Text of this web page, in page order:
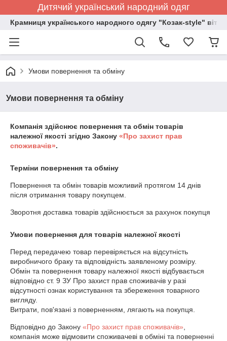
Дитячий український народний одяг
Крамниця українського народного одягу "Козак-style"
Умови повернення та обміну
Умови повернення та обміну
Компанія здійснює повернення та обмін товарів
належної якості згідно Закону «Про захист прав
споживачів».
Терміни повернення та обміну
Повернення та обмін товарів можливий протягом 14 днів
після отримання товару покупцем.
Зворотня доставка товарів здійснюється за рахунок покупця
Умови повернення для товарів належної якості
Перед передачею товар перевіряється на відсутність
виробничого браку та відповідність заявленому розміру.
Обмін та повернення товару належної якості відбувається
відповідно cт. 9 ЗУ Про захист прав споживачів у разі
відсутності ознак користування та збереження товарного
вигляду.
Витрати, пов'язані з поверненням, лягають на покупця.
Відповідно до Закону «Про захист прав споживачів»
компанія може відмовити споживачеві в обміні та поверненні